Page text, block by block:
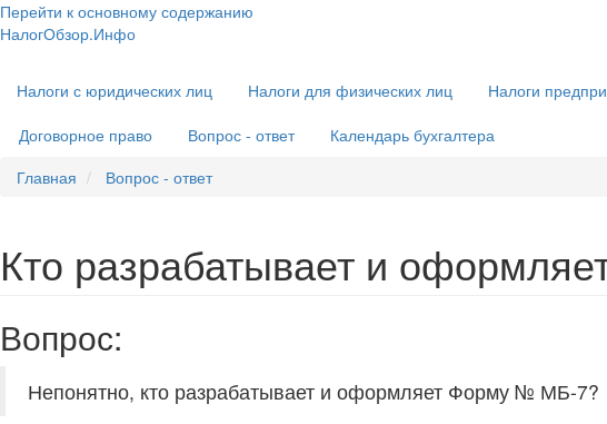
Перейти к основному содержанию
НалогОбзор.Инфо
навигация
Налоги с юридических лиц Налоги для физических лиц Налоги
Договорное право
Вопрос - ответ
Календарь бухгалтера
Главная
Вопрос - ответ
Кто разрабатывает и
Вопрос:
Непонятно, кто разрабатывает и оформляет Форму № МБ-7?